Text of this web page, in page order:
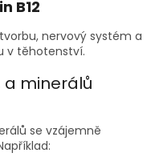
B12
nervový systém a
v těhotenství.
minerálů
se vzájemně